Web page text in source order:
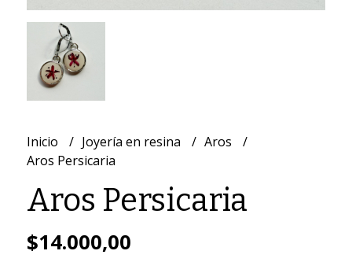
Inicio Joyería en resina
Aros
Aros Persicaria
Aros Persicaria
$14.000,00